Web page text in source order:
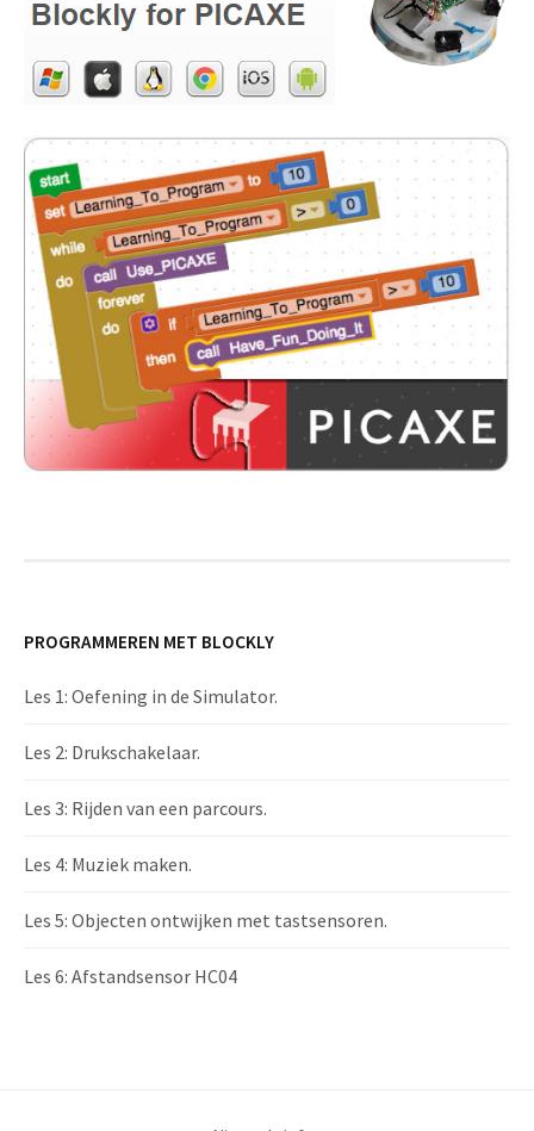
PROGRAMMEREN MET BLOCKLY
Les 1: Oefening in de Simulator.
Les 2: Drukschakelaar.
Les 3: Rijden van een parcours.
Les 4: Muziek maken.
Les 5: Objecten ontwijken met tastsensoren.
Les 6: Afstandsensor HC04